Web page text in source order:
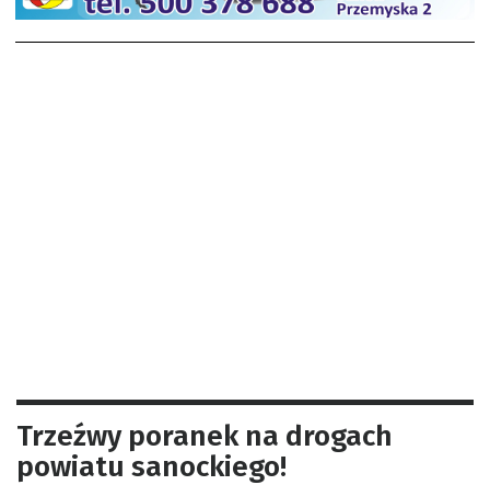
Trzeźwy poranek na drogach
powiatu sanockiego!